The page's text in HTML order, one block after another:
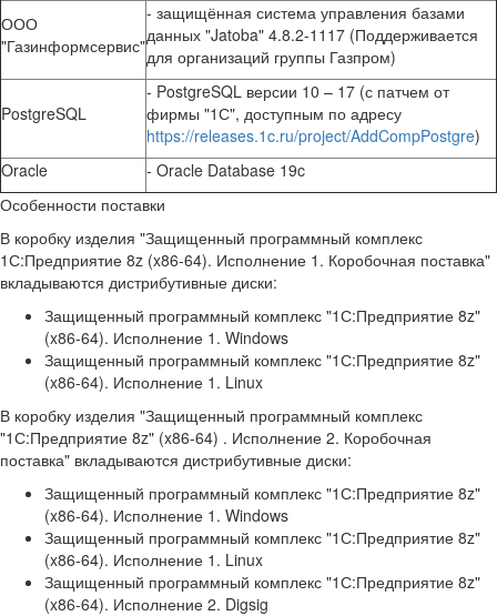
ООО
"Газинформсервис"
- защищённая система управления базами
данных "Jatoba" 4.8.2-1117 (Поддерживается
для организаций группы Газпром)
PostgreSQL
- PostgreSQL версии 10 – 17 (с патчем от
фирмы "1С", доступным по адресу
https://releases.1c.ru/project/AddCompPostgre)
Oracle
- Oracle Database 19c
Особенности поставки
В коробку изделия "Защищенный программный комплекс
1С:Предприятие 8z (x86-64). Исполнение 1. Коробочная поставка"
вкладываются дистрибутивные диски:
Защищенный программный комплекс "1С:Предприятие 8z"
(x86-64). Исполнение 1. Windows
Защищенный программный комплекс "1С:Предприятие 8z"
(x86-64). Исполнение 1. Linux
В коробку изделия "Защищенный программный комплекс
"1С:Предприятие 8z" (x86-64) . Исполнение 2. Коробочная
поставка" вкладываются дистрибутивные диски:
Защищенный программный комплекс "1С:Предприятие 8z"
(x86-64). Исполнение 1. Windows
Защищенный программный комплекс "1С:Предприятие 8z"
(x86-64). Исполнение 1. Linux
Защищенный программный комплекс "1С:Предприятие 8z"
(x86-64). Исполнение 2. Digsig